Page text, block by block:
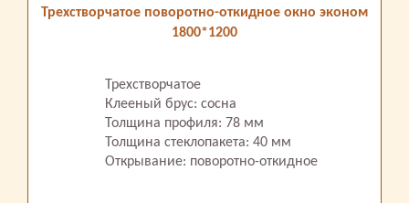
Трехстворчатое поворотно-откидное окно эконом
1800*1200
Трехстворчатое
Клееный брус: сосна
Толщина профиля: 78 мм
Толщина стеклопакета: 40 мм
Открывание: поворотно-откидное